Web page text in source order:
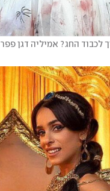
לכבוד החג? אמיליה דגן פפר